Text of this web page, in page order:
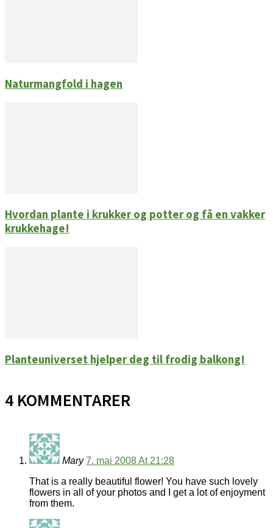
Naturmangfold i hagen
Hvordan plante i krukker og potter og få en vakker
krukkehage!
Planteuniverset hjelper deg til frodig balkong!
4 KOMMENTARER
Mary 7. mai 2008 At 21:28
That is a really beautiful flower! You have such lovely
flowers in all of your photos and I get a lot of enjoyment
from them.